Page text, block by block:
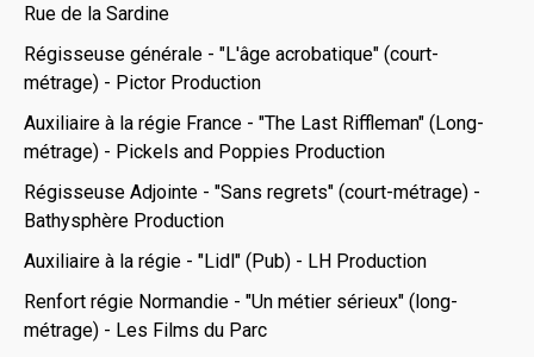
Rue de la Sardine
Régisseuse générale - "L'âge acrobatique" (court-
métrage) - Pictor Production
Auxiliaire à la régie France - "The Last Riffleman" (Long-
métrage) - Pickels and Poppies Production
Régisseuse Adjointe - "Sans regrets" (court-métrage) -
Bathysphère Production
Auxiliaire à la régie - "Lidl" (Pub) - LH Production
Renfort régie Normandie - "Un métier sérieux" (long-
métrage) - Les Films du Parc